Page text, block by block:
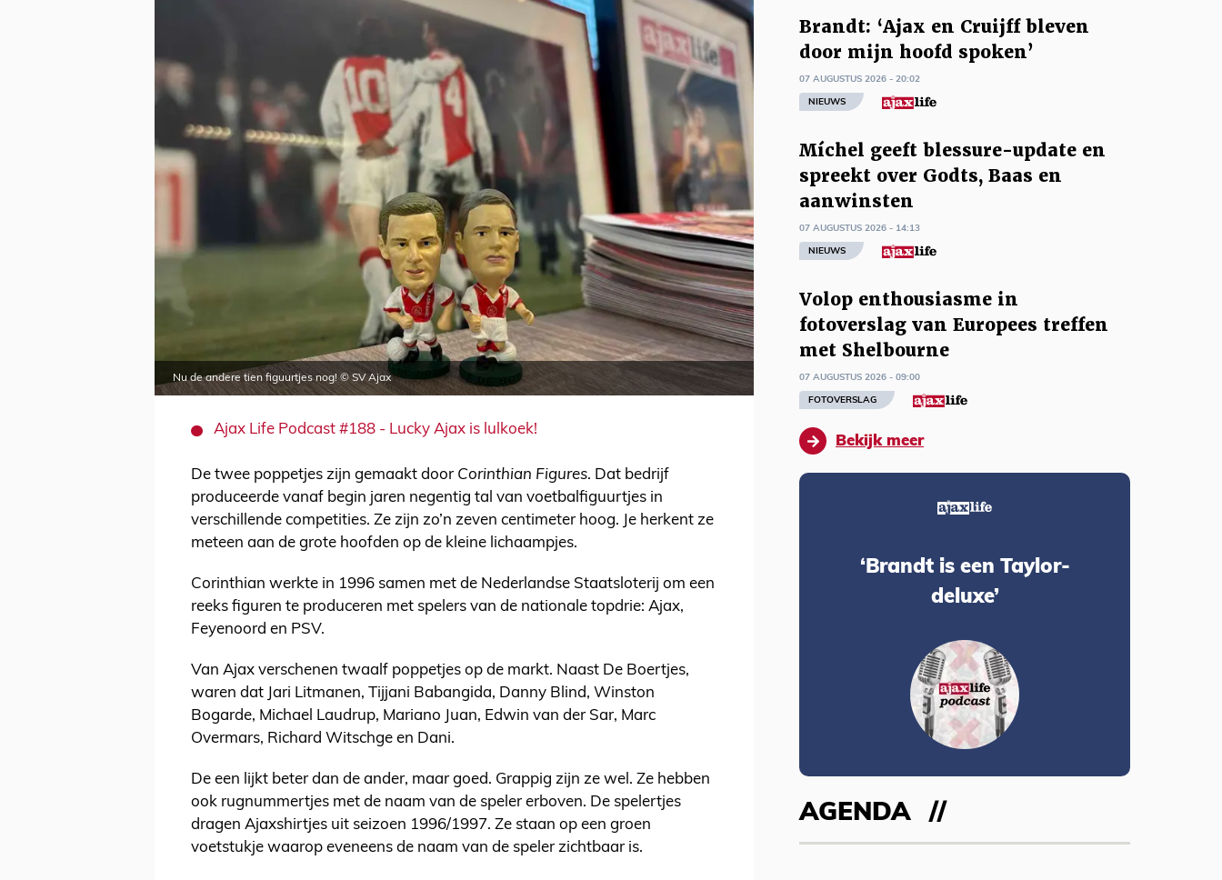
Nu de andere tien figuurtjes nog! © SV Ajax
Ajax Life Podcast #188 - Lucky Ajax is lulkoek!
De twee poppetjes zijn gemaakt door Corinthian Figures. Dat bedrijf
produceerde vanaf begin jaren negentig tal van voetbalfiguurtjes in
verschillende competities. Ze zijn zo’n zeven centimeter hoog. Je herkent ze
meteen aan de grote hoofden op de kleine lichaampjes.
Corinthian werkte in 1996 samen met de Nederlandse Staatsloterij om een
reeks figuren te produceren met spelers van de nationale topdrie: Ajax,
Feyenoord en PSV.
Van Ajax verschenen twaalf poppetjes op de markt. Naast De Boertjes,
waren dat Jari Litmanen, Tijjani Babangida, Danny Blind, Winston
Bogarde, Michael Laudrup, Mariano Juan, Edwin van der Sar, Marc
Overmars, Richard Witschge en Dani.
De een lijkt beter dan de ander, maar goed. Grappig zijn ze wel. Ze hebben
ook rugnummertjes met de naam van de speler erboven. De spelertjes
dragen Ajaxshirtjes uit seizoen 1996/1997. Ze staan op een groen
voetstukje waarop eveneens de naam van de speler zichtbaar is.
Brandt: ‘Ajax en Cruijff bleven
door mijn hoofd spoken’
07 AUGUSTUS 2026 - 20:02
NIEUWS
Míchel geeft blessure-update en
spreekt over Godts, Baas en
aanwinsten
07 AUGUSTUS 2026 - 14:13
NIEUWS
Volop enthousiasme in
fotoverslag van Europees treffen
met Shelbourne
07 AUGUSTUS 2026 - 09:00
FOTOVERSLAG
Bekijk meer
‘Brandt is een Taylor-
deluxe’
AGENDA